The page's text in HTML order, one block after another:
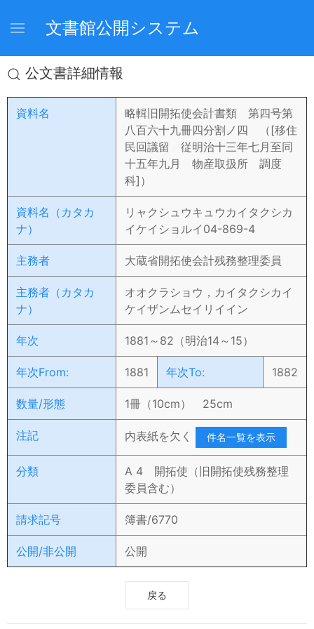
文書館公開システム
公文書詳細情報
資料名
略輯旧開拓使会計書類 第四号第
八百六十九冊四分割ノ四 （[移住
民回議留 従明治十三年七月至同
十五年九月 物産取扱所 調度
科]）
資料名（カタカ
ナ）
リャクシュウキュウカイタクシカ
イケイショルイ04-869-4
主務者 大蔵省開拓使会計残務整理委員
主務者（カタカ
ナ）
オオクラショウ，カイタクシカイ
ケイザンムセイリイイン
年次 1881～82（明治14～15）
年次From: 1881 年次To: 1882
数量/形態 1冊（10cm） 25cm
注記 内表紙を欠く 件名一覧を表示
分類
A 4 開拓使（旧開拓使残務整理
委員含む）
請求記号 簿書/6770
公開/非公開 公開
戻る